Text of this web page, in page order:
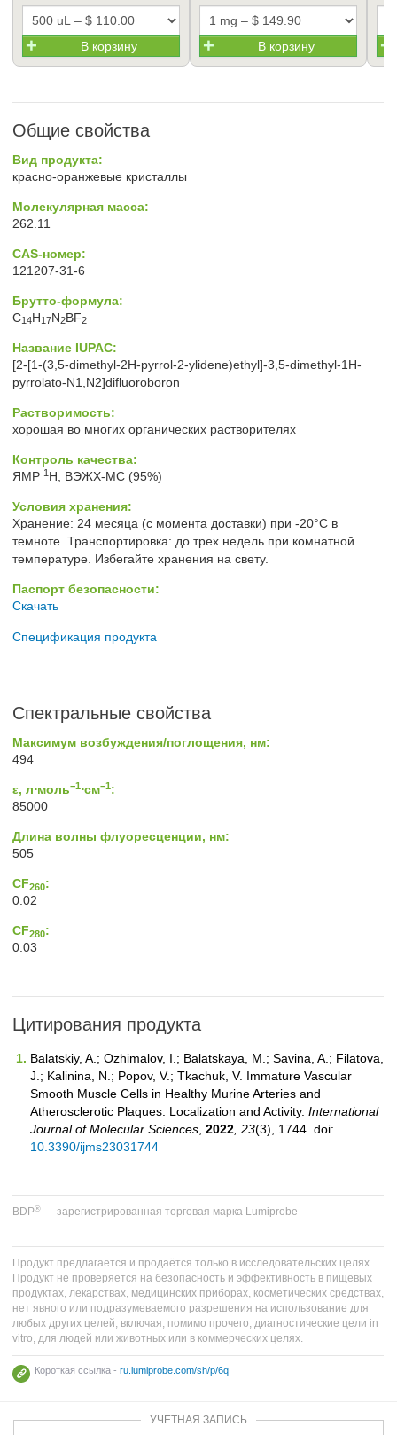
В корзину В корзину
Общие свойства
Вид продукта:
красно-оранжевые кристаллы
Молекулярная масса:
262.11
CAS-номер:
121207-31-6
Брутто-формула:
C14H17N2BF2
Название IUPAC:
[2-[1-(3,5-dimethyl-2H-pyrrol-2-ylidene)ethyl]-3,5-dimethyl-1H-
pyrrolato-N1,N2]difluoroboron
Растворимость:
хорошая во многих органических растворителях
Контроль качества:
ЯМР 1 H, ВЭЖХ-МС (95%)
Условия хранения:
Хранение: 24 месяца (с момента доставки) при -20°C в
темноте. Транспортировка: до трех недель при комнатной
температуре. Избегайте хранения на свету.
Паспорт безопасности:
Скачать
Спецификация продукта
Спектральные свойства
Максимум возбуждения/поглощения, нм:
494
ε, л⋅моль−1⋅см−1:
85000
Длина волны флуоресценции, нм:
505
CF260:
0.02
CF280:
0.03
Цитирования продукта
Balatskiy, A.; Ozhimalov, I.; Balatskaya, M.; Savina, A.; Filatova,
J.; Kalinina, N.; Popov, V.; Tkachuk, V. Immature Vascular
Smooth Muscle Cells in Healthy Murine Arteries and
Atherosclerotic Plaques: Localization and Activity. International
Journal of Molecular Sciences 2022 , 23(3), 1744. doi:
10.3390/ijms23031744
BDP® — зарегистрированная торговая марка Lumiprobe
Продукт предлагается и продаётся только в исследовательских целях.
Продукт не проверяется на безопасность и эффективность в пищевых
продуктах, лекарствах, медицинских приборах, косметических средствах,
нет явного или подразумеваемого разрешения на использование для
любых других целей, включая, помимо прочего, диагностические цели in
vitro, для людей или животных или в коммерческих целях.
Короткая ссылка - ru.lumiprobe.com/sh/p/6q
УЧЕТНАЯ ЗАПИСЬ